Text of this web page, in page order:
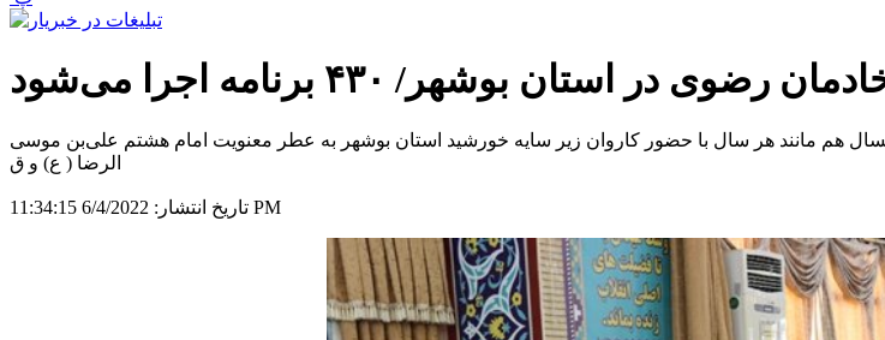
در استان بوشهر/ ۴۳۰ برنامه اجرا می‌شود
هم مانند هر سال با حضور کاروان زیر سایه خورشید استان بوشهر به عطر معنویت امام هشتم علی‌بن موسی
الرضا ( ع) و ق
تاریخ انتشار: 6/4/2022 11:34:15 PM